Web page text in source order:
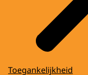
Toegankelijkheid